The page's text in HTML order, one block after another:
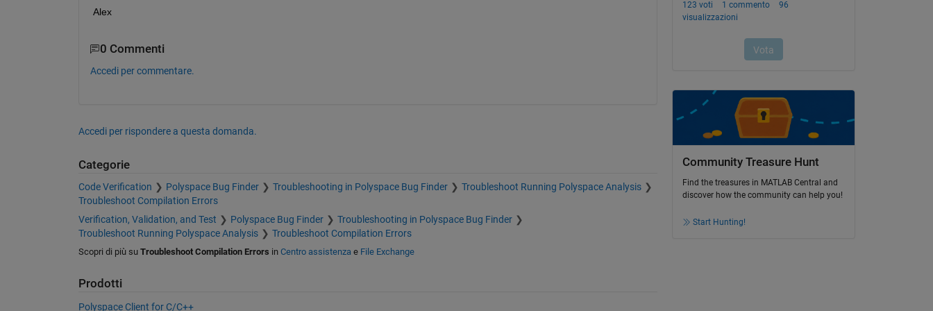
Alex
0 Commenti
Accedi per commentare.
Accedi per rispondere a questa domanda.
Categorie
Code Verification Polyspace Bug Finder Troubleshooting in Polyspace Bug Finder
Troubleshoot Running Polyspace Analysis
Troubleshoot Compilation Errors
Verification, Validation, and Test
Polyspace Bug Finder
Troubleshooting in Polyspace Bug Finder
Troubleshoot Running Polyspace Analysis
Troubleshoot Compilation Errors
Scopri di più su Troubleshoot Compilation Errors in Centro assistenzae File Exchange
Prodotti
Polyspace Client for C/C++
Community Treasure Hunt
Find the treasures in MATLAB Central and
discover how the community can help you!
Start Hunting!